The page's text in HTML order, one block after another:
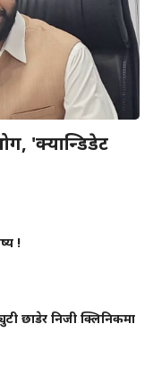
'क्यान्डिडेट
!
छाडेर निजी क्लिनिकमा